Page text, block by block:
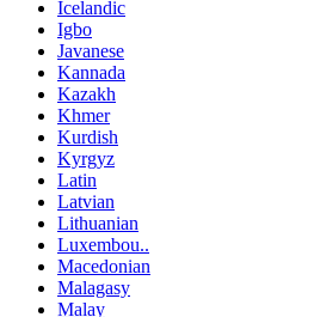
Icelandic
Igbo
Javanese
Kannada
Kazakh
Khmer
Kurdish
Kyrgyz
Latin
Latvian
Lithuanian
Luxembou..
Macedonian
Malagasy
Malay